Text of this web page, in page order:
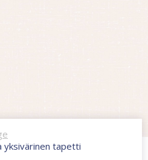
yksivärinen tapetti